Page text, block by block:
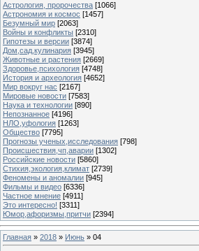
Астрология, пророчества [1066]
Астрономия и космос [1457]
Безумный мир [2063]
Войны и конфликты [2310]
Гипотезы и версии [3874]
Дом,сад,кулинария [3945]
Животные и растения [2669]
Здоровье,психология [4748]
История и археология [4652]
Мир вокруг нас [2167]
Мировые новости [7583]
Наука и технологии [890]
Непознанное [4196]
НЛО,уфология [1263]
Общество [7795]
Прогнозы ученых,исследования [798]
Происшествия,чп,аварии [1302]
Российские новости [5860]
Стихия,экология,климат [2739]
Феномены и аномалии [945]
Фильмы и видео [6336]
Частное мнение [4911]
Это интересно! [3311]
Юмор,афоризмы,притчи [2394]
Главная » 2018 » Июнь » 04